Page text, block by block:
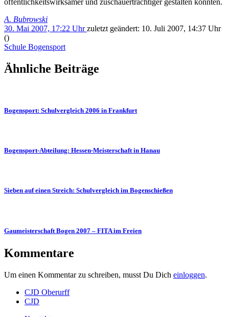
A. Bubrowski
30. Mai 2007, 17:22 Uhrzuletzt geändert: 10. Juli 2007, 14:37 Uhr
()
Schule Bogensport
Ähnliche Beiträge
Bogensport: Schulvergleich 2006 in Frankfurt
Bogensport-Abteilung: Hessen-Meisterschaft in Hanau
Sieben auf einen Streich: Schulvergleich im Bogenschießen
Gaumeisterschaft Bogen 2007 – FITA im Freien
Kommentare
Um einen Kommentar zu schreiben, musst Du Dich einloggen.
CJD Oberurff
CJD